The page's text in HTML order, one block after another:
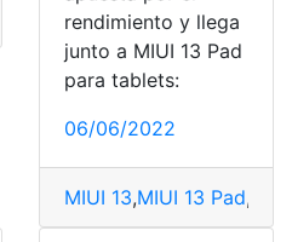
Conducir,datos,empresa
rendimiento y llega
junto a MIUI 13 Pad
para tablets:
06/06/2022
MIUI 13,MIUI 13 Pad,